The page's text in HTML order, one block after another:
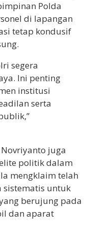
Polda
di lapangan
tetap kondusif
segera
Ini penting
institusi
serta
juga
politik dalam
mengklaim telah
sistematis untuk
berujung pada
dan aparat